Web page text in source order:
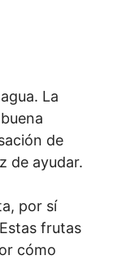
La
de
de ayudar.
por sí
frutas
cómo